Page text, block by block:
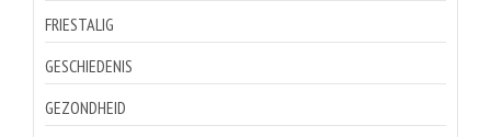
FRIESTALIG
GESCHIEDENIS
GEZONDHEID